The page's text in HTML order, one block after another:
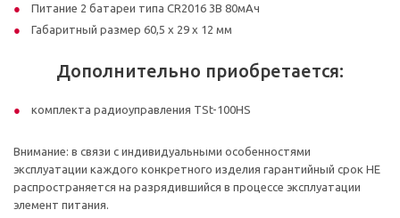
Питание 2 батареи типа CR2016 3В 80мАч
Габаритный размер 60,5 х 29 х 12 мм
Дополнительно приобретается:
комплекта радиоуправления TSt-100HS
Внимание: в связи с индивидуальными особенностями
эксплуатации каждого конкретного изделия гарантийный срок НЕ
распространяется на разрядившийся в процессе эксплуатации
элемент питания.